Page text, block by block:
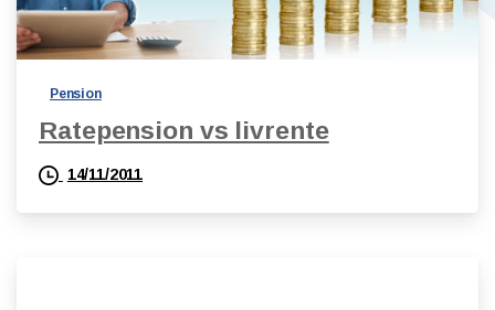
Pension
Ratepension vs livrente
14/11/2011